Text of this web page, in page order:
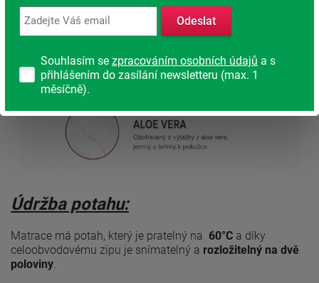
Údržba potahu:
Matrace má potah, který je pratelný na 60°C a díky
celoobvodovému zipu je snímatelný a rozložitelný na dvě
poloviny.
Odeslat
Souhlasím se zpracováním osobních údajů a s
přihlášením do zasílání newsletteru (max. 1
měsíčně).